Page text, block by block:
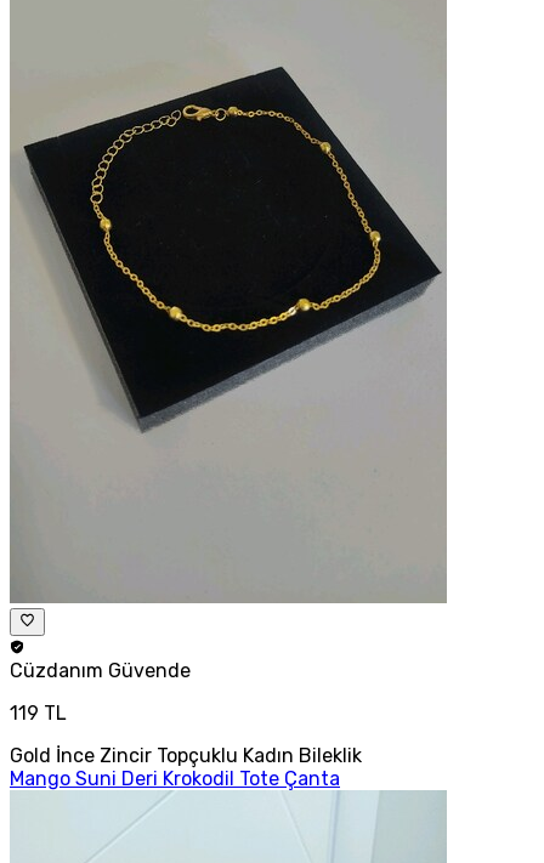
Cüzdanım Güvende
119 TL
Gold İnce Zincir Topçuklu Kadın Bileklik
Mango Suni Deri Krokodil Tote Çanta